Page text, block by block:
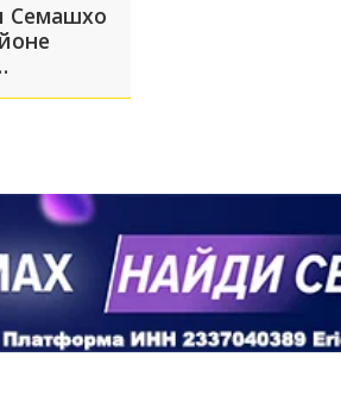
Семашхо